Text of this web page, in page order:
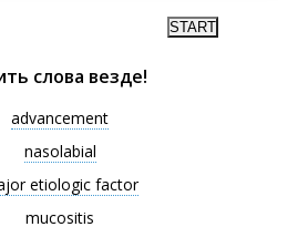
слова везде!
advancement
nasolabial
etiologic factor
mucositis